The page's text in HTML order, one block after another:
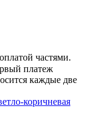
частями.
платеж
каждые две
коричневая